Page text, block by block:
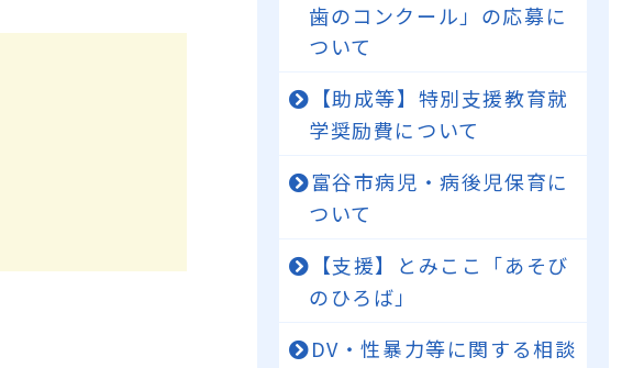
歯のコンクール」の応募に
ついて
【助成等】特別支援教育就
学奨励費について
富谷市病児・病後児保育に
ついて
【支援】とみここ「あそび
のひろば」
DV・性暴力等に関する相談